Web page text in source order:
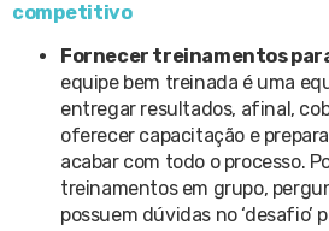
competitivo
Fornecer treinamentos
equipe bem treinada é uma
entregar resultados, afinal,
oferecer capacitação e
acabar com todo o processo.
treinamentos em grupo,
possuem dúvidas no ‘desafio’